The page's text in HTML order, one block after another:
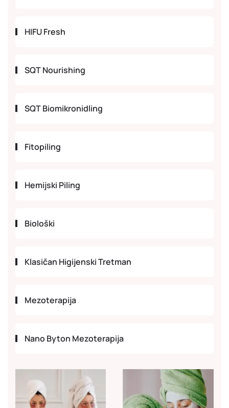
HIFU Fresh
SQT Nourishing
SQT Biomikronidling
Fitopiling
Hemijski Piling
Biološki
Klasičan Higijenski Tretman
Mezoterapija
Nano Byton Mezoterapija